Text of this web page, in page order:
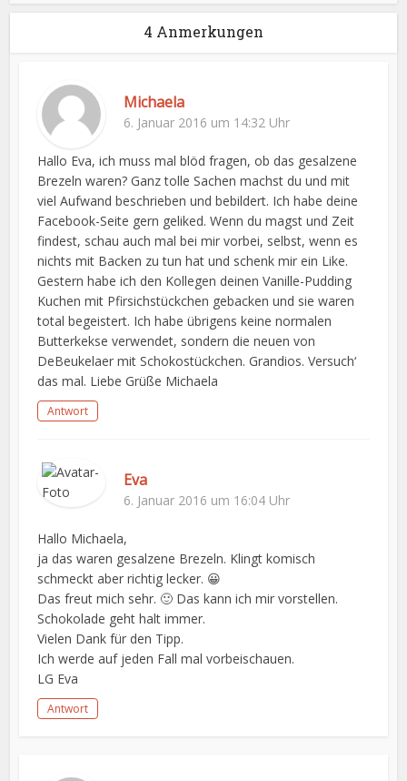
4 Anmerkungen
Michaela
6. Januar 2016 um 14:32 Uhr
Hallo Eva, ich muss mal blöd fragen, ob das gesalzene
Brezeln waren? Ganz tolle Sachen machst du und mit
viel Aufwand beschrieben und bebildert. Ich habe deine
Facebook-Seite gern geliked. Wenn du magst und Zeit
findest, schau auch mal bei mir vorbei, selbst, wenn es
nichts mit Backen zu tun hat und schenk mir ein Like.
Gestern habe ich den Kollegen deinen Vanille-Pudding
Kuchen mit Pfirsichstückchen gebacken und sie waren
total begeistert. Ich habe übrigens keine normalen
Butterkekse verwendet, sondern die neuen von
DeBeukelaer mit Schokostückchen. Grandios. Versuch‘
das mal. Liebe Grüße Michaela
Antwort
Eva
6. Januar 2016 um 16:04 Uhr
Hallo Michaela,
ja das waren gesalzene Brezeln. Klingt komisch
schmeckt aber richtig lecker. 😀
Das freut mich sehr. 🙂 Das kann ich mir vorstellen.
Schokolade geht halt immer.
Vielen Dank für den Tipp.
Ich werde auf jeden Fall mal vorbeischauen.
LG Eva
Antwort